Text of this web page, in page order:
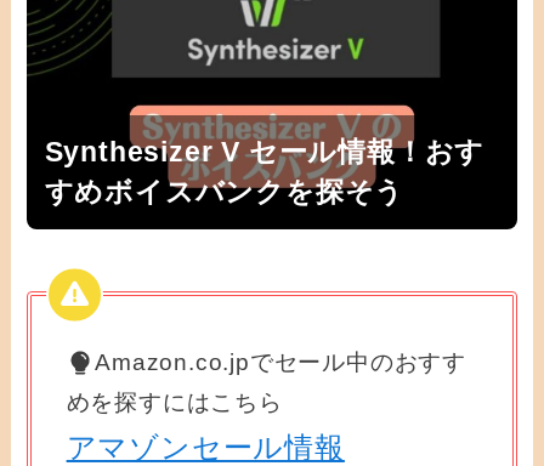
Synthesizer V セール情報！おす
すめボイスバンクを探そう
Amazon.co.jpでセール中のおすす
めを探すにはこちら
アマゾンセール情報